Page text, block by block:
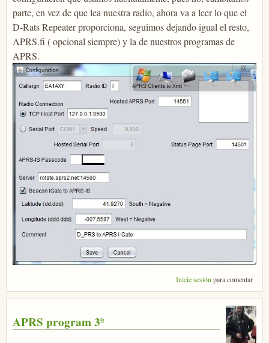
parte, en vez de que lea nuestra radio, ahora va a leer lo que el
D-Rats Repeater proporciona, seguimos dejando igual el resto,
APRS.fi ( opcional siempre) y la de nuestros programas de
APRS.
Inicie sesión para comentar
APRS program 3º